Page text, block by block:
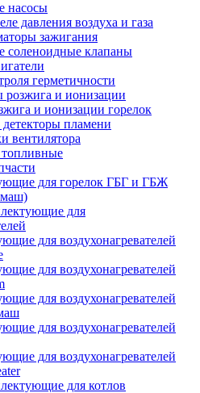
насосы
давления воздуха и газа
зажигания
соленоидные клапаны
герметичности
розжига и ионизации
и ионизации горелок
пламени
вентилятора
для горелок ГБГ и ГБЖ
для
для воздухонагревателей
для воздухонагревателей
для воздухонагревателей
для воздухонагревателей
для воздухонагревателей
для котлов